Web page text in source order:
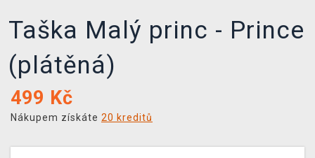
Taška Malý princ - Prince
(plátěná)
499 Kč
Nákupem získáte 20 kreditů